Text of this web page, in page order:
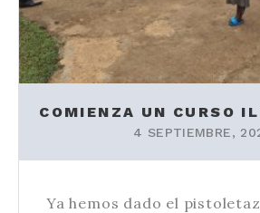
COMIENZA UN CURSO
4 SEPTIEMBRE,
Ya hemos dado el